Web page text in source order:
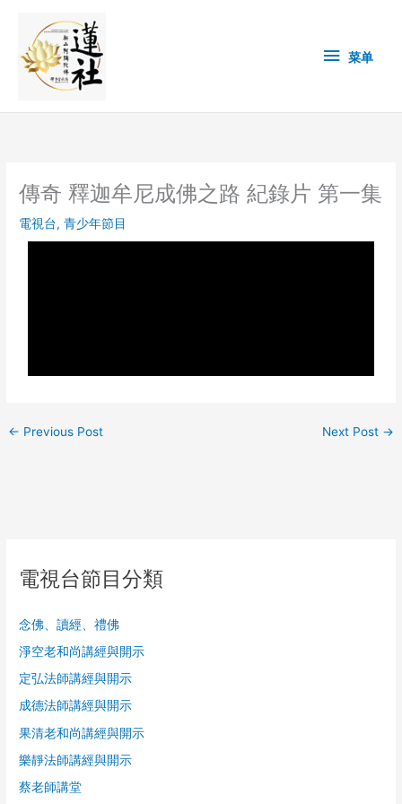
content
单 菜单
傳奇 釋迦牟尼成佛之路 紀錄片 第一集
電視台,青少年節目
← Previous Post Next Post →
電視台節目分類
念佛、讀經、禮佛
淨空老和尚講經與開示
定弘法師講經與開示
成德法師講經與開示
果清老和尚講經與開示
樂靜法師講經與開示
蔡老師講堂